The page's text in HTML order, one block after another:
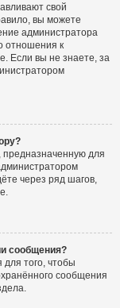
свой
вы можете
администратора
отношения к
Если вы не знаете, за
для
через ряд шагов,
сообщения?
того, чтобы
сообщения